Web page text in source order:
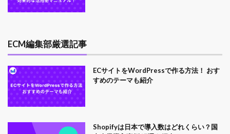
ECM編集部厳選記事
ECサイトをWordPressで作る方法！ おす
すめのテーマも紹介
Shopifyは日本で導入数はどれくらい？国